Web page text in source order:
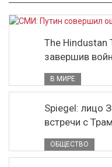
The Hindustan
завершив
В МИРЕ
Spiegel: лицо
встречи с
ОБЩЕСТВО